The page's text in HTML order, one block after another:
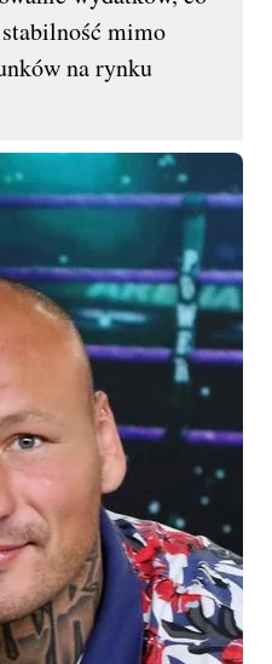
mimo
na rynku